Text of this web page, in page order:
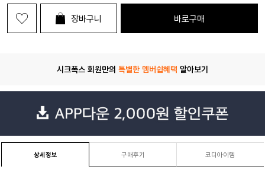
장바구니 바로구매
시크폭스 회원만의 특별한 멤버쉽혜택 알아보기
상세정보 구매후기 코디아이템